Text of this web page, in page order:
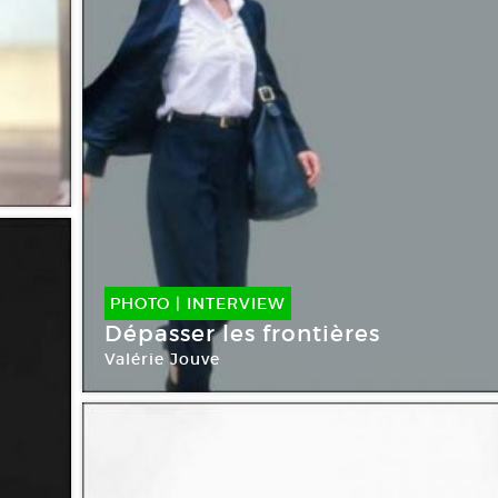
PHOTO | INTERVIEW
Dépasser les frontières
Valérie Jouve